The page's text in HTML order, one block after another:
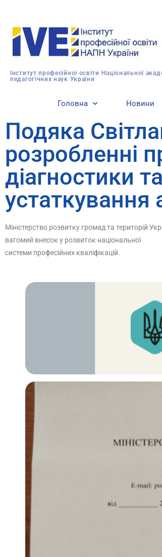
Інститут професійної освіти Національної
педагогічних наук України
Головна Новини
Подяка
розробленні
діагностики
устаткування
Міністерство розвитку громад та територій
вагомий внесок у розвиток національної
системи професійних кваліфікацій.